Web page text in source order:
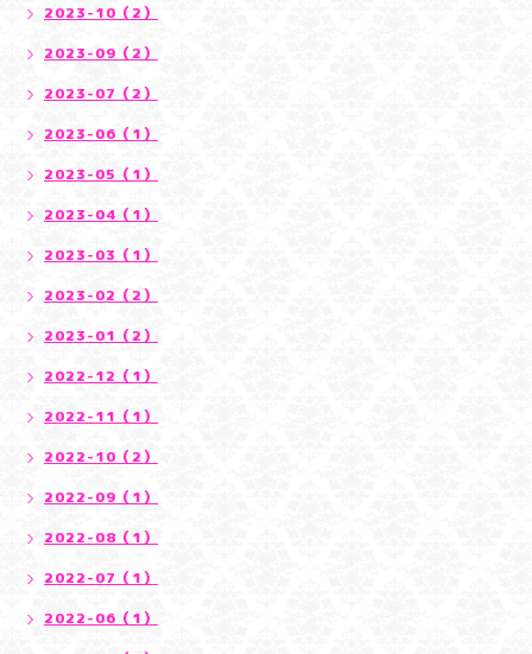
2023-10（2）
2023-09（2）
2023-07（2）
2023-06（1）
2023-05（1）
2023-04（1）
2023-03（1）
2023-02（2）
2023-01（2）
2022-12（1）
2022-11（1）
2022-10（2）
2022-09（1）
2022-08（1）
2022-07（1）
2022-06（1）